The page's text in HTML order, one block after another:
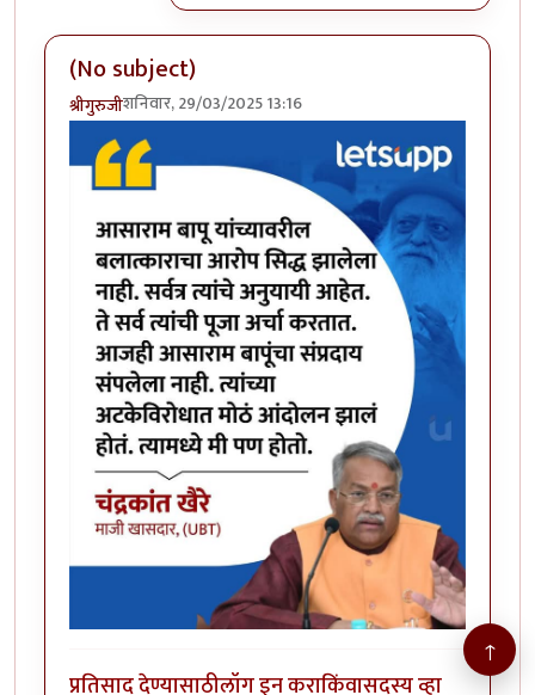
(No subject)
श्रीगुरुजीशनिवार, 29/03/2025 13:16
प्रतिसाद देण्यासाठीलॉग इन कराकिंवासदस्य व्हा
↑